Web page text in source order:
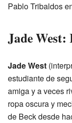
Pablo Tribaldos
Jade
Jade West
estudiante de
amiga y a veces
ropa oscura y
de Beck desde